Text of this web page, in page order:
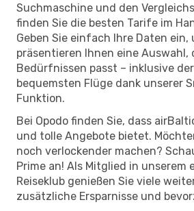
Suchmaschine und den
finden Sie die besten Tarife im
Geben Sie einfach Ihre Daten ein,
präsentieren Ihnen eine Auswahl,
Bedürfnissen passt – inklusive
bequemsten Flüge dank unserer
Funktion.
Bei Opodo finden Sie, dass
und tolle Angebote bietet.
noch verlockender machen?
Prime an! Als Mitglied in unserem
Reiseklub genießen Sie viele
zusätzliche Ersparnisse und